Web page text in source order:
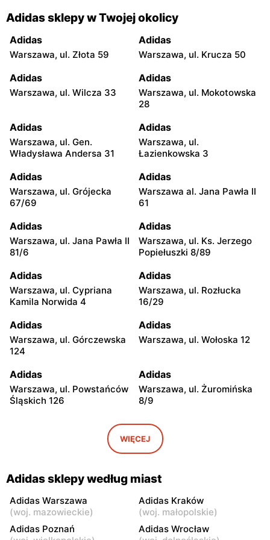
Adidas sklepy w Twojej okolicy
Adidas
Warszawa, ul. Złota 59
Adidas
Warszawa, ul. Krucza 50
Adidas
Warszawa, ul. Wilcza 33
Adidas
Warszawa, ul. Mokotowska
28
Adidas
Warszawa, ul. Gen.
Władysława Andersa 31
Adidas
Warszawa, ul.
Łazienkowska 3
Adidas
Warszawa, ul. Grójecka
67/69
Adidas
Warszawa al. Jana Pawła II
61
Adidas
Warszawa, ul. Jana Pawła II
81/6
Adidas
Warszawa, ul. Ks. Jerzego
Popiełuszki 8/89
Adidas
Warszawa, ul. Cypriana
Kamila Norwida 4
Adidas
Warszawa, ul. Rozłucka
16/29
Adidas
Warszawa, ul. Górczewska
124
Adidas
Warszawa, ul. Wołoska 12
Adidas
Warszawa, ul. Powstańców
Śląskich 126
Adidas
Warszawa, ul. Żuromińska
8/9
Adidas
Warszawa, ul. Ludwika
Kondratowicza 27
Adidas
Warszawa, ul. Annopol 2
Adidas
Grochowskiej 11/15
Adidas
Warszawa, ul. Rożnowska 6
Adidas
Warszawa, ul. plac
WIĘCEJ
Adidas sklepy według miast
Adidas Warszawa
(woj. mazowieckie)
Adidas Kraków
(woj. małopolskie)
Adidas Poznań
Adidas Wrocław